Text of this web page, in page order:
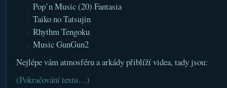
Pop’n Music (20) Fantasia
Taiko no Tatsujin
Rhythm Tengoku
Music GunGun2
Nejlépe vám atmosféru a arkády přiblíží videa, tady jsou:
(Pokračování textu…)